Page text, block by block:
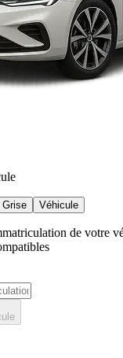
Grise Véhicule
de votre